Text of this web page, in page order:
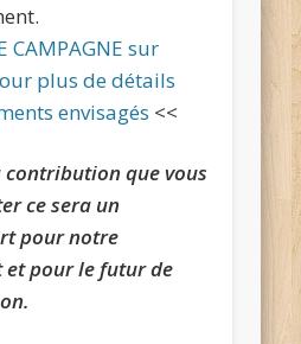
CAMPAGNE sur
plus de détails
envisagés <<
contribution que vous
ce sera un
pour notre
et pour le futur de